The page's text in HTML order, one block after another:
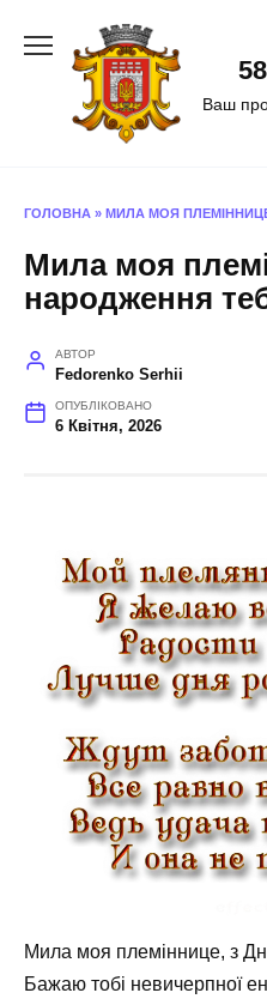
Ваш
ГОЛОВНА » МИЛА МОЯ
Мила моя
народження
АВТОР
Fedorenko Serhii
ОПУБЛІКОВАНО
6 Квітня, 2026
Мила моя племіннице, з
Бажаю тобі невичерпної